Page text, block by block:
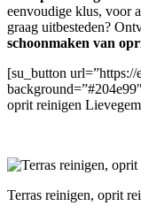
eenvoudige klus, voor
graag uitbesteden?
schoonmaken van
[su_button
oprit reinigen
Terras reinigen, oprit